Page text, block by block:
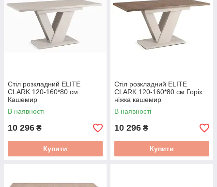
Стіл розкладний ELITE
CLARK 120-160*80 см
Кашемир
PM.DUBAJ/KASZ/KASZ/S
В наявності
10 296 ₴
Купити
Стіл розкладний ELITE
CLARK 120-160*80 см Горіх
ніжка кашемир
PM.DUBAJ/O/KASZ/S
В наявності
10 296 ₴
Купити